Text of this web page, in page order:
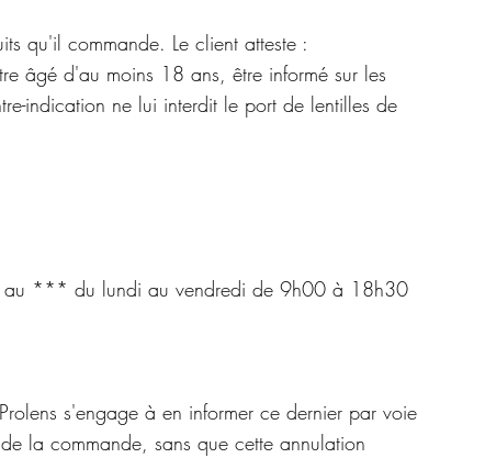
qu'il commande. Le client atteste :
âgé d'au moins 18 ans, être informé sur les
indication ne lui interdit le port de lentilles de
au *** du lundi au vendredi de 9h00 à 18h30
s'engage à en informer ce dernier par voie
la commande, sans que cette annulation